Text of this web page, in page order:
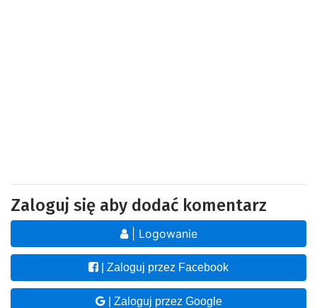
Zaloguj się aby dodać komentarz
| Logowanie
| Zaloguj przez Facebook
| Zaloguj przez Google